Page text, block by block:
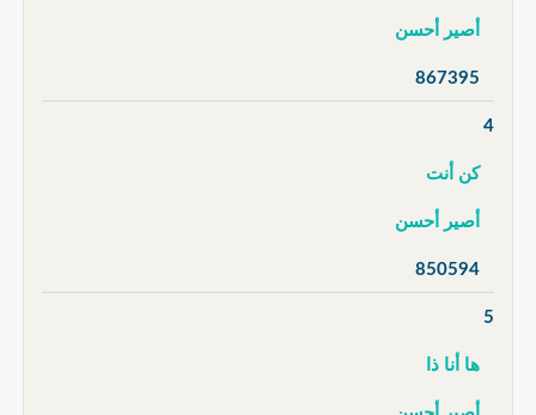
أصير أحسن
867395
4
كن أنت
أصير أحسن
850594
5
ها أنا ذا